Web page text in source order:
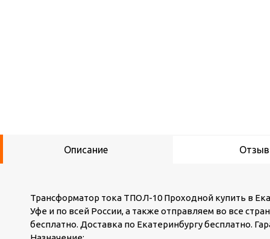
Описание
Трансформатор тока ТПОЛ-10 Проходной купить в
Уфе и по всей России, а также отправляем во все
бесплатно. Доставка по Екатеринбургу бесплатно.